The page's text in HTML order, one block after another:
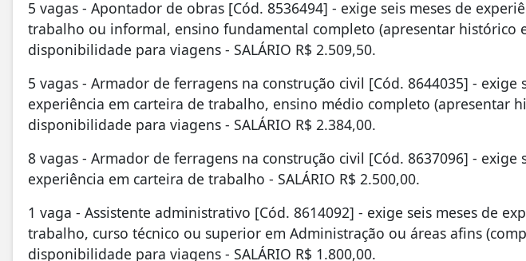
5 vagas - Apontador de obras [Cód. 8536494] - exige seis meses de
trabalho ou informal, ensino fundamental completo (apresentar histórico
disponibilidade para viagens - SALÁRIO R$ 2.509,50.
5 vagas - Armador de ferragens na construção civil [Cód. 8644035] - exige
experiência em carteira de trabalho, ensino médio completo (apresentar
disponibilidade para viagens - SALÁRIO R$ 2.384,00.
8 vagas - Armador de ferragens na construção civil [Cód. 8637096] - exige
experiência em carteira de trabalho - SALÁRIO R$ 2.500,00.
1 vaga - Assistente administrativo [Cód. 8614092] - exige seis meses de
trabalho, curso técnico ou superior em Administração ou áreas afins
disponibilidade para viagens - SALÁRIO R$ 1.800,00.